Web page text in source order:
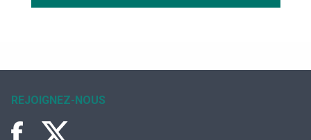
REJOIGNEZ-NOUS